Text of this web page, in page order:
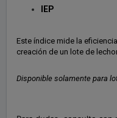
IEP
Este índice mide la
creación de un lote de
Disponible solamente para